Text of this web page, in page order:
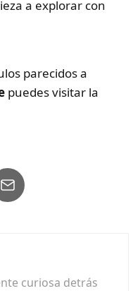
a explorar con
parecidos a
puedes visitar la
curiosa detrás